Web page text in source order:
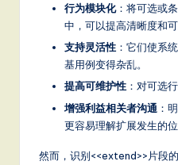
行为模块化：将可选或
中，可以提高清晰度和可
支持灵活性 ：它们使系
基用例变得杂乱。
提高可维护性 ：对可选
增强利益相关者沟通 ：
更容易理解扩展发生的位
然而，识别<<extend>>片段